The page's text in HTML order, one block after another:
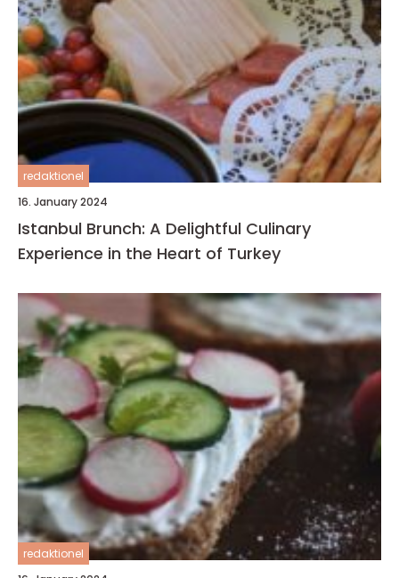
redaktionel
16. January 2024
Istanbul Brunch: A Delightful Culinary
Experience in the Heart of Turkey
redaktionel